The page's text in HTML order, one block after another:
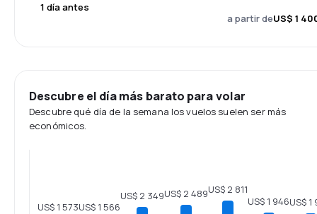
1 día antes
a partir deUS$ 1
Descubre el día más barato para volar
Descubre qué día de la semana los vuelos suelen ser más
económicos.
US$ 1 573US$ 1 566
US$ 2 349US$ 2 489US$ 2 811
US$ 1 946US$ 1